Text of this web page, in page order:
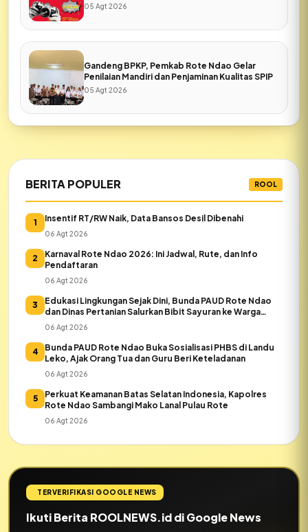
05 Agt 2026
Gandeng BPKP, Pemkab Rote Ndao Gelar
Penilaian Mandiri dan Penjaminan Kualitas SPIP
05 Agt 2026
BERITA POPULER ROOL
1 Insentif RT/RW Naik, Data Bansos Desil Dibenahi
06 Agt 2026
2
Karnaval Rote Ndao 2026: Ini Jadwal, Rute, dan Info
Pendaftaran
06 Agt 2026
3
Edukasi Lingkungan Sejak Dini, Bunda PAUD Rote Ndao
dan Dinas Pertanian Salurkan Bibit Sayuran ke Warga
Daeloni
06 Agt 2026
4
Bunda PAUD Rote Ndao Buka Sosialisasi PHBS di Landu
Leko, Ajak Orang Tua dan Guru Beri Keteladanan
06 Agt 2026
5
Perkuat Keamanan Batas Selatan Indonesia, Kapolres
Rote Ndao Sambangi Mako Lanal Pulau Rote
06 Agt 2026
TERVERIFIKASI GOOGLE NEWS
Ikuti Berita ROOLNEWS.id di Google News